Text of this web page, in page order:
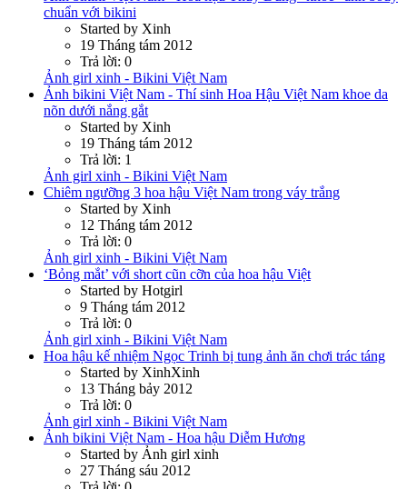
chuẩn với bikini
Started by Xinh
19 Tháng tám 2012
Trả lời: 0
Ảnh girl xinh - Bikini Việt Nam
Ảnh bikini Việt Nam - Thí sinh Hoa Hậu Việt Nam khoe da
nõn dưới nắng gắt
Started by Xinh
19 Tháng tám 2012
Trả lời: 1
Ảnh girl xinh - Bikini Việt Nam
Chiêm ngưỡng 3 hoa hậu Việt Nam trong váy trắng
Started by Xinh
12 Tháng tám 2012
Trả lời: 0
Ảnh girl xinh - Bikini Việt Nam
‘Bỏng mắt’ với short cũn cỡn của hoa hậu Việt
Started by Hotgirl
9 Tháng tám 2012
Trả lời: 0
Ảnh girl xinh - Bikini Việt Nam
Hoa hậu kế nhiệm Ngọc Trinh bị tung ảnh ăn chơi trác táng
Started by XinhXinh
13 Tháng bảy 2012
Trả lời: 0
Ảnh girl xinh - Bikini Việt Nam
Ảnh bikini Việt Nam - Hoa hậu Diễm Hương
Started by Ảnh girl xinh
27 Tháng sáu 2012